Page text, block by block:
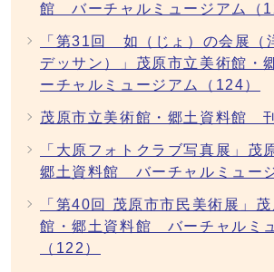
館 バーチャルミュージアム（
「第31回 如（じょ）の会展（
デッサン）」茂原市立美術館
ーチャルミュージアム（124）
茂原市立美術館・郷土資料館
「大原フォトクラブ写真展」茂
郷土資料館 バーチャルミュー
「第40回 茂原市市民美術展」
館・郷土資料館 バーチャルミ
（122）